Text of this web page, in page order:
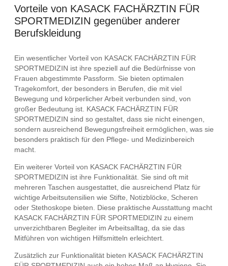
Vorteile von KASACK FACHÄRZTIN FÜR
SPORTMEDIZIN gegenüber anderer
Berufskleidung
Ein wesentlicher Vorteil von KASACK FACHÄRZTIN FÜR
SPORTMEDIZIN ist ihre speziell auf die Bedürfnisse von
Frauen abgestimmte Passform. Sie bieten optimalen
Tragekomfort, der besonders in Berufen, die mit viel
Bewegung und körperlicher Arbeit verbunden sind, von
großer Bedeutung ist. KASACK FACHÄRZTIN FÜR
SPORTMEDIZIN sind so gestaltet, dass sie nicht einengen,
sondern ausreichend Bewegungsfreiheit ermöglichen, was sie
besonders praktisch für den Pflege- und Medizinbereich
macht.
Ein weiterer Vorteil von KASACK FACHÄRZTIN FÜR
SPORTMEDIZIN ist ihre Funktionalität. Sie sind oft mit
mehreren Taschen ausgestattet, die ausreichend Platz für
wichtige Arbeitsutensilien wie Stifte, Notizblöcke, Scheren
oder Stethoskope bieten. Diese praktische Ausstattung macht
KASACK FACHÄRZTIN FÜR SPORTMEDIZIN zu einem
unverzichtbaren Begleiter im Arbeitsalltag, da sie das
Mitführen von wichtigen Hilfsmitteln erleichtert.
Zusätzlich zur Funktionalität bieten KASACK FACHÄRZTIN